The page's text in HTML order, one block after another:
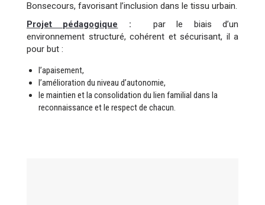
Bonsecours, favorisant l’inclusion dans le tissu urbain.
Projet pédagogique :
par le biais d’un
environnement structuré, cohérent et sécurisant, il a
pour but :
l’apaisement,
l’amélioration du niveau d’autonomie,
le maintien et la consolidation du lien familial dans la
reconnaissance et le respect de chacun.